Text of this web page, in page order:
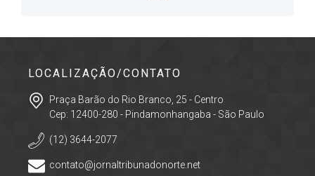
LOCALIZAÇÃO/CONTATO
Praça Barão do Rio Branco, 25 - Centro
Cep: 12400-280 - Pindamonhangaba - São Paulo
(12) 3644-2077
contato@jornaltribunadonorte.net